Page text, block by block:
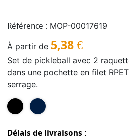
Référence : MOP-00017619
À partir de 5,38 €
Set de pickleball avec 2
dans une pochette en filet
serrage.
Délais de livraisons :